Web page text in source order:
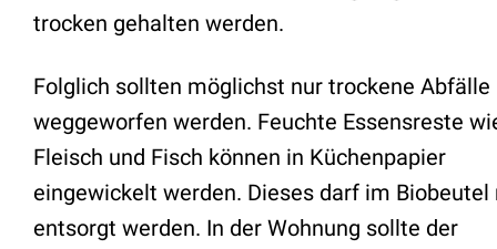
trocken gehalten werden.
Folglich sollten möglichst nur trockene Abfälle
weggeworfen werden. Feuchte Essensreste
Fleisch und Fisch können in Küchenpapier
eingewickelt werden. Dieses darf im
entsorgt werden. In der Wohnung sollte der